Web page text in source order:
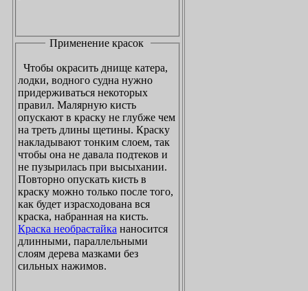
Применение красок
лодки, водного судна нужно
придерживаться некоторых
правил. Малярную кисть
опускают в краску не глубже чем
на треть длины щетины. Краску
накладывают тонким слоем, так
чтобы она не давала подтеков и
не пузырилась при высыхании.
Повторно опускать кисть в
краску можно только после того,
как будет израсходована вся
краска, набранная на кисть.
Краска необрастайка
длинными, параллельными
слоям дерева мазками без
сильных нажимов.